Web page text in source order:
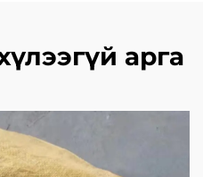
арга